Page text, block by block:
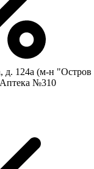
д. 124а (м-н
№310